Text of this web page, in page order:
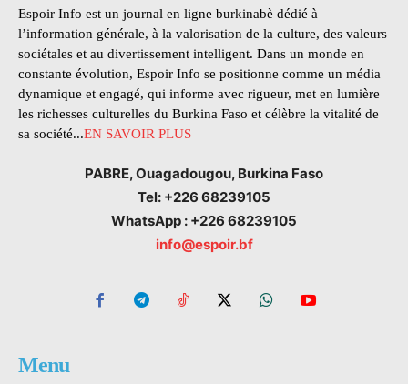
Espoir Info est un journal en ligne burkinabè dédié à
l’information générale, à la valorisation de la culture, des valeurs
sociétales et au divertissement intelligent. Dans un monde en
constante évolution, Espoir Info se positionne comme un média
dynamique et engagé, qui informe avec rigueur, met en lumière
les richesses culturelles du Burkina Faso et célèbre la vitalité de
sa société...EN SAVOIR PLUS
PABRE, Ouagadougou, Burkina Faso
Tel: +226 68239105
WhatsApp : +226 68239105
info@espoir.bf
Menu